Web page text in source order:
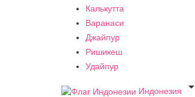
Калькутта
Варанаси
Джайпур
Ришикеш
Удайпур
Индонезия
